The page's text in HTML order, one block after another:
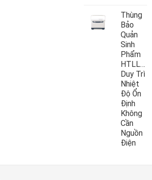
Thùng
Bảo
Quản
Sinh
Phẩm
Duy Trì
Nhiệt
Độ Ổn
Định
Không
Cần
Nguồn
Điện